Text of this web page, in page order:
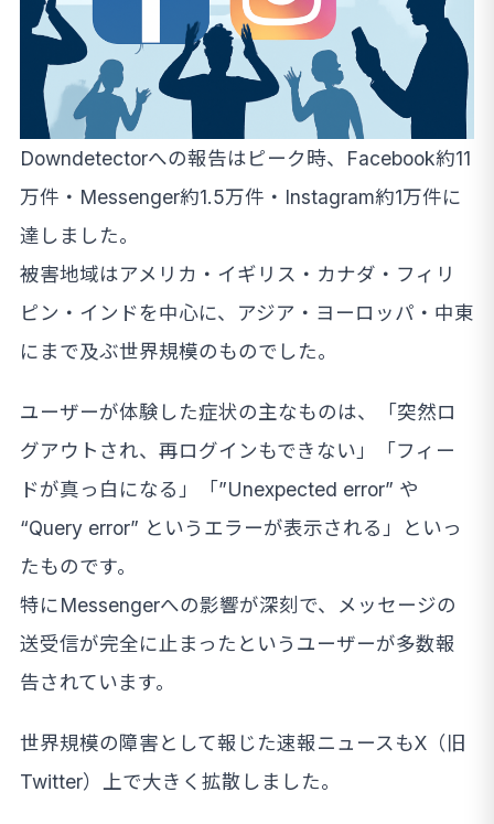
Downdetectorへの報告はピーク時、Facebook約11
万件・Messenger約1.5万件・Instagram約1万件に
達しました。
被害地域はアメリカ・イギリス・カナダ・フィリ
ピン・インドを中心に、アジア・ヨーロッパ・中東
にまで及ぶ世界規模のものでした。
ユーザーが体験した症状の主なものは、「突然ロ
グアウトされ、再ログインもできない」「フィー
ドが真っ白になる」「”Unexpected error” や
“Query error” というエラーが表示される」といっ
たものです。
特にMessengerへの影響が深刻で、メッセージの
送受信が完全に止まったというユーザーが多数報
告されています。
世界規模の障害として報じた速報ニュースもX（旧
Twitter）上で大きく拡散しました。